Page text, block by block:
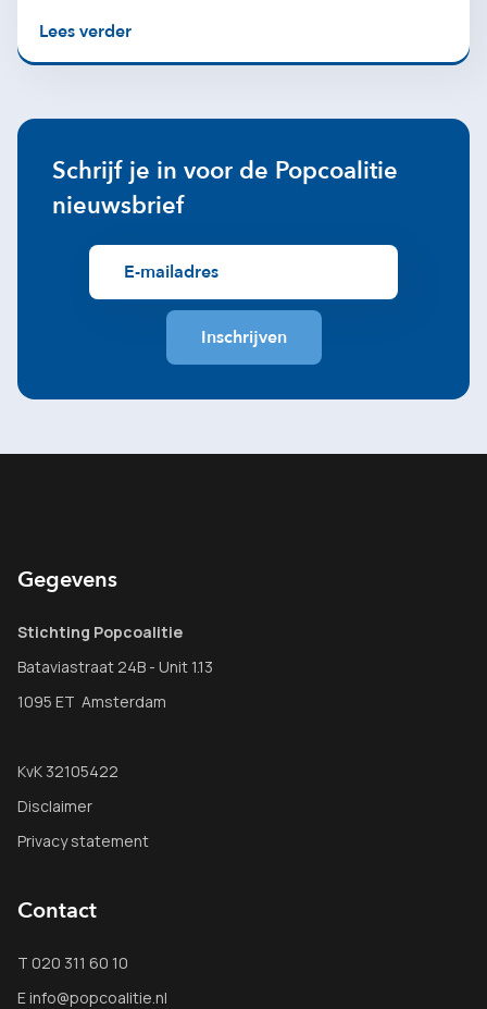
Lees verder
Schrijf je in voor de Popcoalitie
nieuwsbrief
Gegevens
Stichting Popcoalitie
Bataviastraat 24B - Unit 1.13
1095 ET Amsterdam
KvK 32105422
Disclaimer
Privacy statement
Contact
T 020 311 60 10
E info@popcoalitie.nl